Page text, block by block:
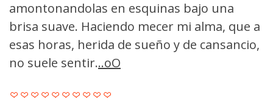
amontonandolas en esquinas bajo una
brisa suave. Haciendo mecer mi alma, que a
esas horas, herida de sueño y de cansancio,
no suele sentir...oO